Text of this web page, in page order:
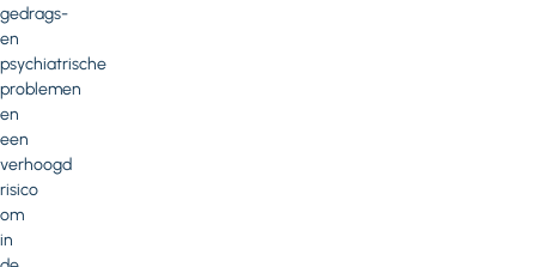
gedrags-
en
psychiatrische
problemen
en
een
verhoogd
risico
om
in